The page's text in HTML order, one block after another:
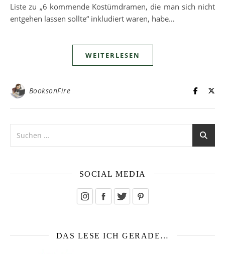
Liste zu „6 kommende Kostümdramen, die man sich nicht
entgehen lassen sollte“ inkludiert waren, habe…
WEITERLESEN
BooksonFire
SOCIAL MEDIA
DAS LESE ICH GERADE…